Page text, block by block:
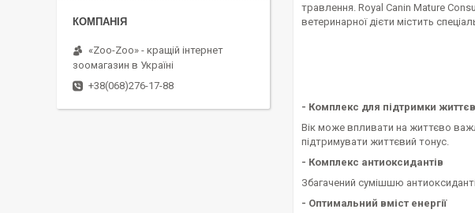
травлення. Royal Canin Mature
ветеринарної дієти містить
- Комплекс для підтримки
Вік може впливати на життєво
підтримувати життєвий тонус.
- Комплекс антиоксидантів
Збагачений сумішшю
- Оптимальний вміст енергії
«Zoo-Zoo» - кращій інтернет
зоомагазин в Україні
+38(068)276-17-88